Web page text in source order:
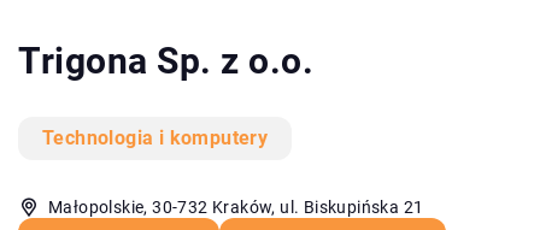
Trigona Sp. z o.o.
Technologia i komputery
Małopolskie, 30-732 Kraków, ul. Biskupińska 21